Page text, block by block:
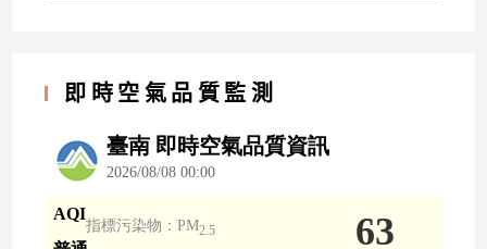
即時空氣品質監測